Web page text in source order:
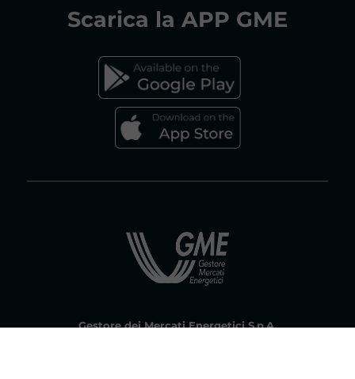
FAQs MERCATO ELETTRICO
Scarica la APP GME
Gestore dei Mercati Energetici S.p.A.